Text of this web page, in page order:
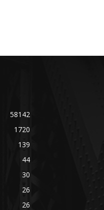
58142
1720
139
44
30
26
26